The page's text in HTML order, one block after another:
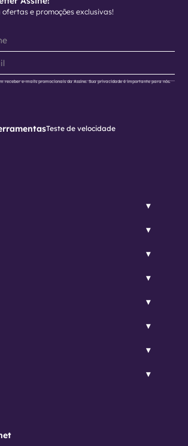
ofertas e promoções exclusivas!
receber e-mails promocionais da Assine. Sua privacidade é importante para nós.
Teste de velocidade